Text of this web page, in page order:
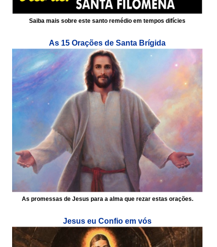
Saiba mais sobre este santo remédio em tempos difícies
As 15 Orações de Santa Brígida
As promessas de Jesus para a alma que rezar estas orações.
Jesus eu Confio em vós